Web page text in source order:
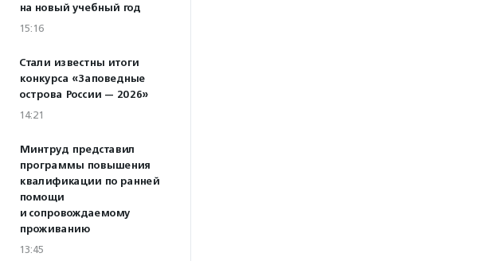
на новый учебный год
15:16
Стали известны итоги
конкурса «Заповедные
острова России — 2026»
14:21
Минтруд представил
программы повышения
квалификации по ранней
помощи
и сопровождаемому
проживанию
13:45